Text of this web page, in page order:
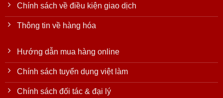
Chính sách về điều kiện giao dịch
Thông tin về hàng hóa
Hướng dẫn mua hàng online
Chính sách tuyển dụng việt làm
Chính sách đối tác & đại lý